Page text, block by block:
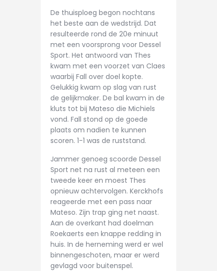
De thuisploeg begon nochtans
het beste aan de wedstrijd. Dat
resulteerde rond de 20e minuut
met een voorsprong voor Dessel
Sport. Het antwoord van Thes
kwam met een voorzet van Claes
waarbij Fall over doel kopte.
Gelukkig kwam op slag van rust
de gelijkmaker. De bal kwam in de
kluts tot bij Mateso die Michiels
vond. Fall stond op de goede
plaats om nadien te kunnen
scoren. 1-1 was de ruststand.
Jammer genoeg scoorde Dessel
Sport net na rust al meteen een
tweede keer en moest Thes
opnieuw achtervolgen. Kerckhofs
reageerde met een pass naar
Mateso. Zijn trap ging net naast.
Aan de overkant had doelman
Roekaerts een knappe redding in
huis. In de herneming werd er wel
binnengeschoten, maar er werd
gevlagd voor buitenspel.